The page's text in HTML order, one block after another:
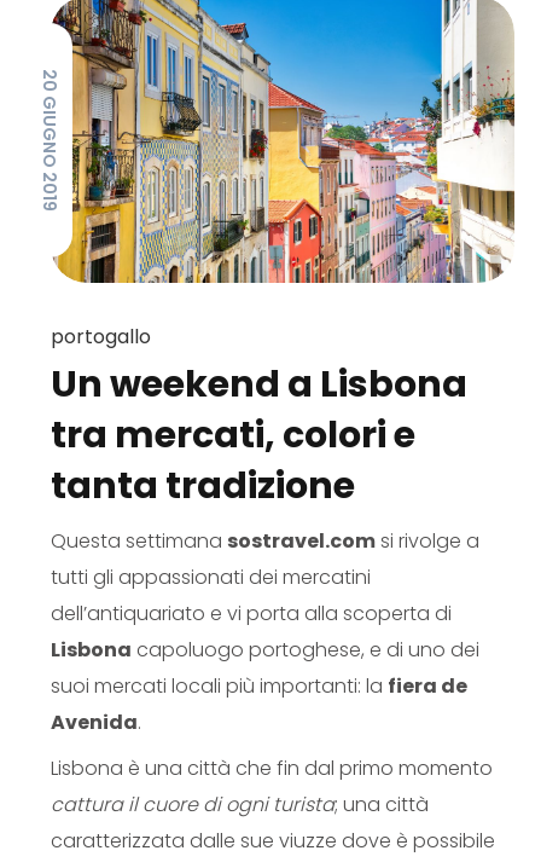
20 GIUGNO 2019
portogallo
Un weekend a Lisbona
tra mercati, colori e
tanta tradizione
Questa settimana sostravel.comsi rivolge a
tutti gli appassionati dei mercatini
dell’antiquariato e vi porta alla scoperta di
Lisbona capoluogo portoghese, e di uno dei
suoi mercati locali più importanti: la fiera de
Avenida.
Lisbona è una città che fin dal primo momento
cattura il cuore di ogni turista; una città
caratterizzata dalle sue viuzze dove è possibile